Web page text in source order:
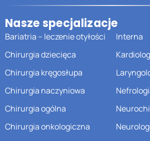
Nasze specjalizacje
Bariatria – leczenie otyłości
Chirurgia dziecięca
Chirurgia kręgosłupa
Chirurgia naczyniowa
Chirurgia ogólna
Chirurgia onkologiczna
Interna